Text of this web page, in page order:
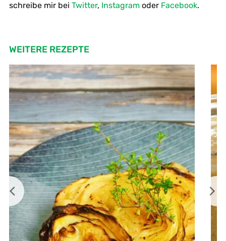
schreibe mir bei Twitter, Instagramoder Facebook.
WEITERE REZEPTE